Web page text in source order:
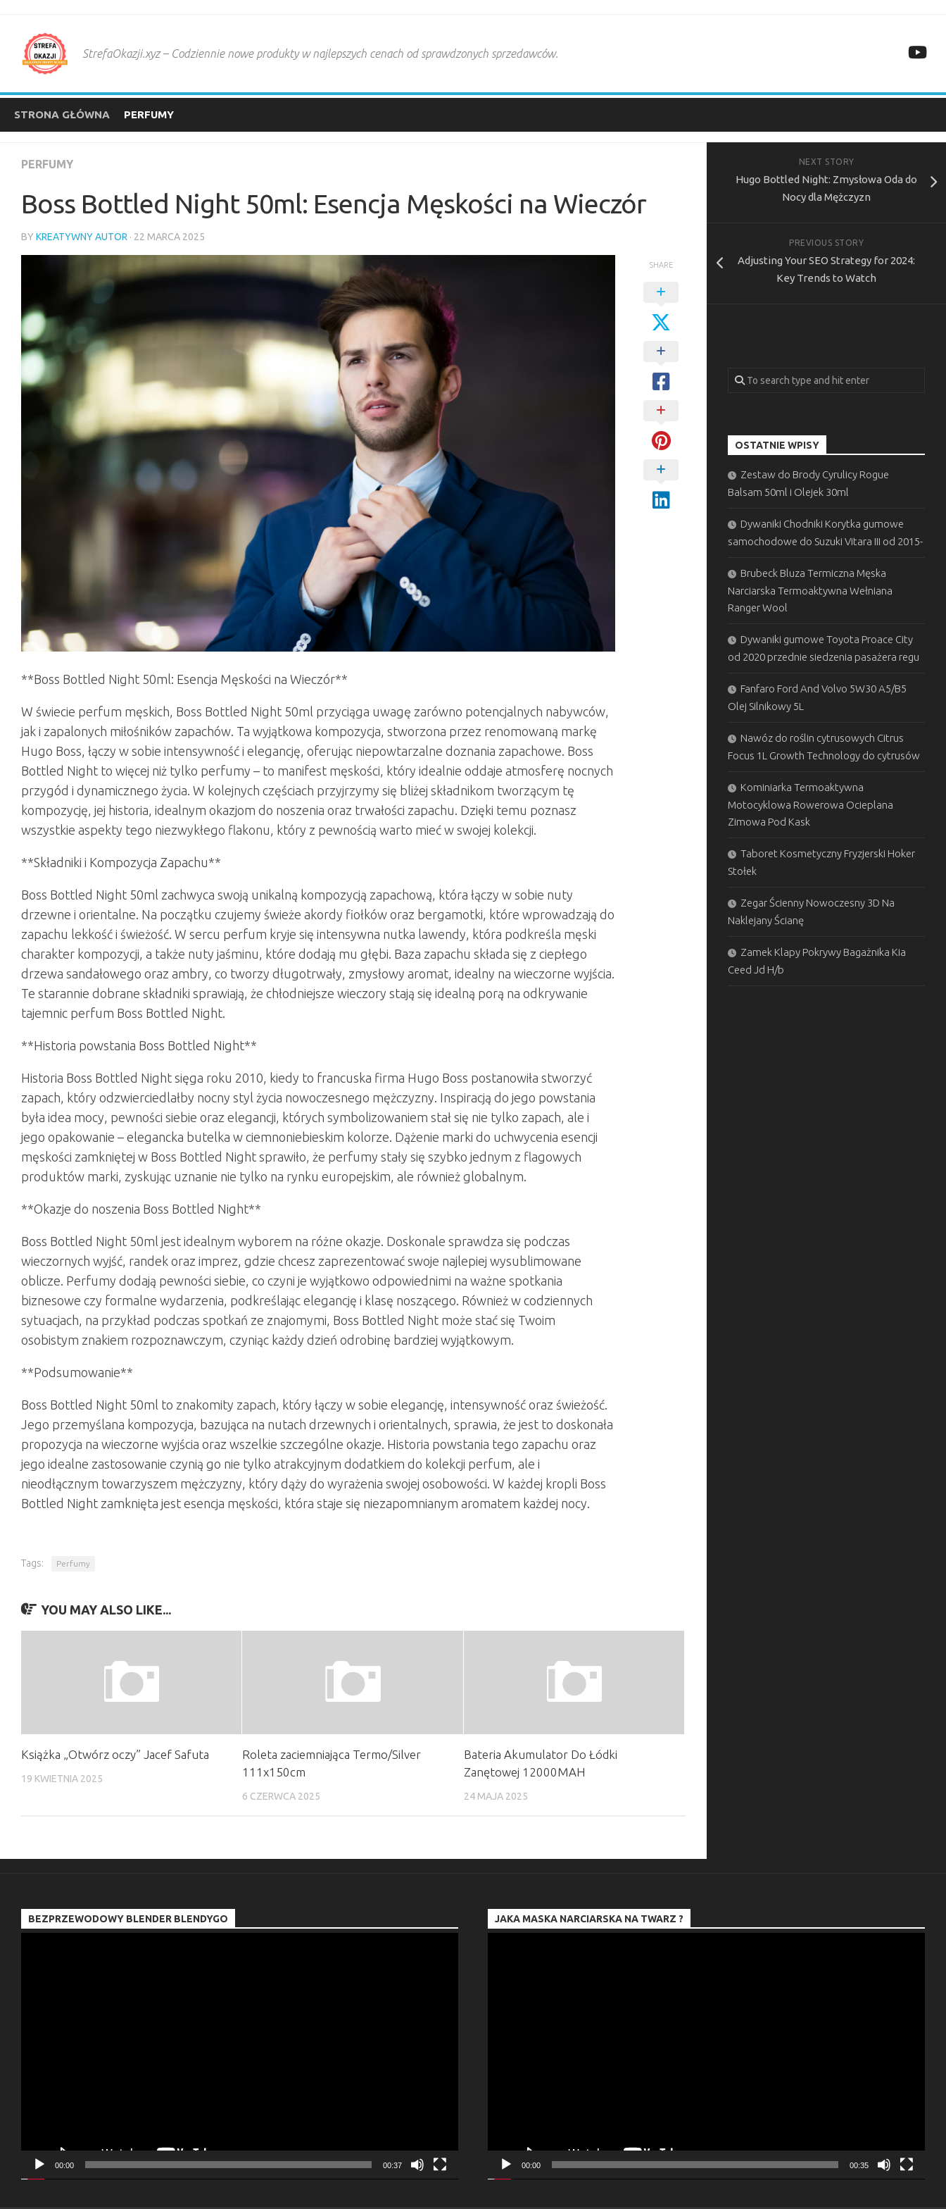
content
StrefaOkazji.xyz – Codziennie nowe produkty w najlepszych cenach od sprawdzonych sprzedawców.
STRONA GŁÓWNA PERFUMY
PERFUMY
Boss Bottled Night 50ml: Esencja Męskości na Wieczór
BY KREATYWNY AUTOR · 22 MARCA 2025
**Boss Bottled Night 50ml: Esencja Męskości na Wieczór**
W świecie perfum męskich, Boss Bottled Night 50ml przyciąga uwagę zarówno potencjalnych nabywców,
jak i zapalonych miłośników zapachów. Ta wyjątkowa kompozycja, stworzona przez renomowaną markę
Hugo Boss, łączy w sobie intensywność i elegancję, oferując niepowtarzalne doznania zapachowe. Boss
Bottled Night to więcej niż tylko perfumy – to manifest męskości, który idealnie oddaje atmosferę nocnych
przygód i dynamicznego życia. W kolejnych częściach przyjrzymy się bliżej składnikom tworzącym tę
kompozycję, jej historia, idealnym okazjom do noszenia oraz trwałości zapachu. Dzięki temu poznasz
wszystkie aspekty tego niezwykłego flakonu, który z pewnością warto mieć w swojej kolekcji.
**Składniki i Kompozycja Zapachu**
Boss Bottled Night 50ml zachwyca swoją unikalną kompozycją zapachową, która łączy w sobie nuty
drzewne i orientalne. Na początku czujemy świeże akordy fiołków oraz bergamotki, które wprowadzają do
zapachu lekkość i świeżość. W sercu perfum kryje się intensywna nutka lawendy, która podkreśla męski
charakter kompozycji, a także nuty jaśminu, które dodają mu głębi. Baza zapachu składa się z ciepłego
drzewa sandałowego oraz ambry, co tworzy długotrwały, zmysłowy aromat, idealny na wieczorne wyjścia.
Te starannie dobrane składniki sprawiają, że chłodniejsze wieczory stają się idealną porą na odkrywanie
tajemnic perfum Boss Bottled Night.
**Historia powstania Boss Bottled Night**
Historia Boss Bottled Night sięga roku 2010, kiedy to francuska firma Hugo Boss postanowiła stworzyć
zapach, który odzwierciedlałby nocny styl życia nowoczesnego mężczyzny. Inspiracją do jego powstania
była idea mocy, pewności siebie oraz elegancji, których symbolizowaniem stał się nie tylko zapach, ale i
jego opakowanie – elegancka butelka w ciemnoniebieskim kolorze. Dążenie marki do uchwycenia esencji
męskości zamkniętej w Boss Bottled Night sprawiło, że perfumy stały się szybko jednym z flagowych
produktów marki, zyskując uznanie nie tylko na rynku europejskim, ale również globalnym.
**Okazje do noszenia Boss Bottled Night**
Boss Bottled Night 50ml jest idealnym wyborem na różne okazje. Doskonale sprawdza się podczas
wieczornych wyjść, randek oraz imprez, gdzie chcesz zaprezentować swoje najlepiej wysublimowane
oblicze. Perfumy dodają pewności siebie, co czyni je wyjątkowo odpowiednimi na ważne spotkania
biznesowe czy formalne wydarzenia, podkreślając elegancję i klasę noszącego. Również w codziennych
sytuacjach, na przykład podczas spotkań ze znajomymi, Boss Bottled Night może stać się Twoim
osobistym znakiem rozpoznawczym, czyniąc każdy dzień odrobinę bardziej wyjątkowym.
**Podsumowanie**
Boss Bottled Night 50ml to znakomity zapach, który łączy w sobie elegancję, intensywność oraz świeżość.
Jego przemyślana kompozycja, bazująca na nutach drzewnych i orientalnych, sprawia, że jest to doskonała
propozycja na wieczorne wyjścia oraz wszelkie szczególne okazje. Historia powstania tego zapachu oraz
jego idealne zastosowanie czynią go nie tylko atrakcyjnym dodatkiem do kolekcji perfum, ale i
nieodłącznym towarzyszem mężczyzny, który dąży do wyrażenia swojej osobowości. W każdej kropli Boss
Bottled Night zamknięta jest esencja męskości, która staje się niezapomnianym aromatem każdej nocy.
SHARE
Tags: Perfumy
YOU MAY ALSO LIKE...
Książka „Otwórz oczy” Jacef Safuta
19 KWIETNIA 2025
Roleta zaciemniająca Termo/Silver
111x150cm
6 CZERWCA 2025
Bateria Akumulator Do Łódki
Zanętowej 12000MAH
24 MAJA 2025
NEXT STORY
Hugo Bottled Night: Zmysłowa Oda do
Nocy dla Mężczyzn
PREVIOUS STORY
Adjusting Your SEO Strategy for 2024:
Key Trends to Watch
OSTATNIE WPISY
Zestaw do Brody Cyrulicy Rogue
Balsam 50ml i Olejek 30ml
Dywaniki Chodniki Korytka gumowe
samochodowe do Suzuki Vitara III od 2015-
Brubeck Bluza Termiczna Męska
Narciarska Termoaktywna Wełniana
Ranger Wool
Dywaniki gumowe Toyota Proace City
od 2020 przednie siedzenia pasażera regu
Fanfaro Ford And Volvo 5W30 A5/B5
Olej Silnikowy 5L
Nawóz do roślin cytrusowych Citrus
Focus 1L Growth Technology do cytrusów
Kominiarka Termoaktywna
Motocyklowa Rowerowa Ocieplana
Zimowa Pod Kask
Taboret Kosmetyczny Fryzjerski Hoker
Stołek
Zegar Ścienny Nowoczesny 3D Na
Naklejany Ścianę
Zamek Klapy Pokrywy Bagażnika Kia
Ceed Jd H/b
BEZPRZEWODOWY BLENDER BLENDYGO
00:00 00:37
JAKA MASKA NARCIARSKA NA TWARZ ?
00:00 00:35